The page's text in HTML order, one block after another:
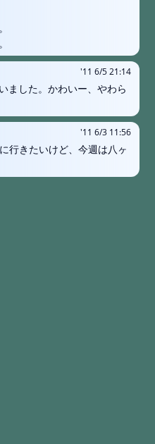
'11 6/5 21:14
ました。かわいー、やわら
'11 6/3 11:56
行きたいけど、今週は八ヶ